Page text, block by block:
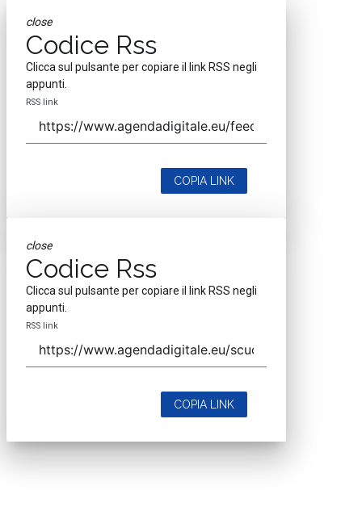
close
Codice Rss
Clicca sul pulsante per copiare il link RSS negli
appunti.
RSS link
COPIA LINK
close
Codice Rss
Clicca sul pulsante per copiare il link RSS negli
appunti.
RSS link
COPIA LINK